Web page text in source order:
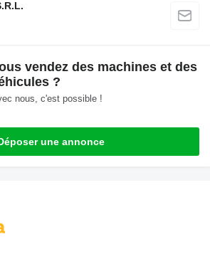
vendez des machines et des
?
nous, c'est possible !
une annonce